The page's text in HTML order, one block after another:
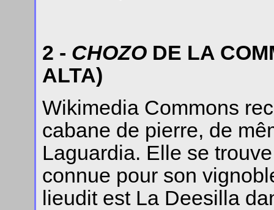
2 - CHOZO DE LA
ALTA)
Wikimedia Commons
cabane de pierre, de
Laguardia. Elle se
connue pour son
lieudit est La Deesilla